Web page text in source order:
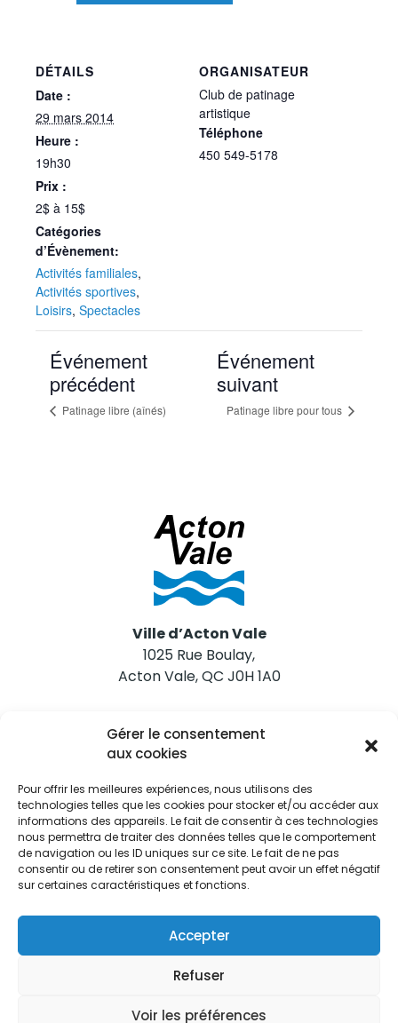
Gérer le consentement
aux cookies
Pour offrir les meilleures expériences, nous utilisons des
technologies telles que les cookies pour stocker et/ou accéder aux
informations des appareils. Le fait de consentir à ces technologies
nous permettra de traiter des données telles que le comportement
de navigation ou les ID uniques sur ce site. Le fait de ne pas
consentir ou de retirer son consentement peut avoir un effet négatif
sur certaines caractéristiques et fonctions.
Accepter
Refuser
Voir les préférences
DÉTAILS
Date :
29 mars 2014
Heure :
19h30
Prix :
2$ à 15$
Catégories
d’Évènement:
Activités familiales,
Activités sportives,
Loisirs, Spectacles
ORGANISATEUR
Club de patinage
artistique
Téléphone
450 549-5178
Événement
précédent
Patinage libre (aînés)
Événement
suivant
Patinage libre pour tous
Ville d’Acton Vale
1025 Rue Boulay,
Acton Vale, QC J0H 1A0
Nous joindre
Tél. 450 546-2703
Restez informés
Abonnez-vous aux alertes municipales
Je m'abonne